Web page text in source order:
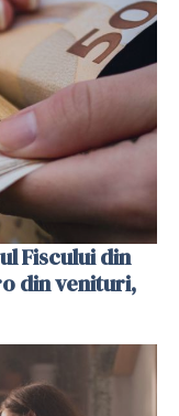
Fiscului din
din venituri,